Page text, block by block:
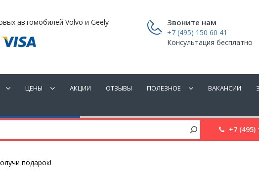
автомобилей Volvo и Geely Звоните нам
+7 (495) 150 60 41
Консультация бесплатно
ЦЕНЫ АКЦИИ ОТЗЫВЫ ПОЛЕЗНОЕ ВАКАНСИИ
+7 (495)
подарок!